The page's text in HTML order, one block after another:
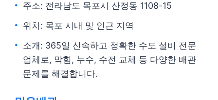
주소: 전라남도 목포시 산정동 1108-15
위치: 목포 시내 및 인근 지역
소개: 365일 신속하고 정확한 수도 설비 전문
업체로, 막힘, 누수, 수전 교체 등 다양한 배관
문제를 해결합니다.